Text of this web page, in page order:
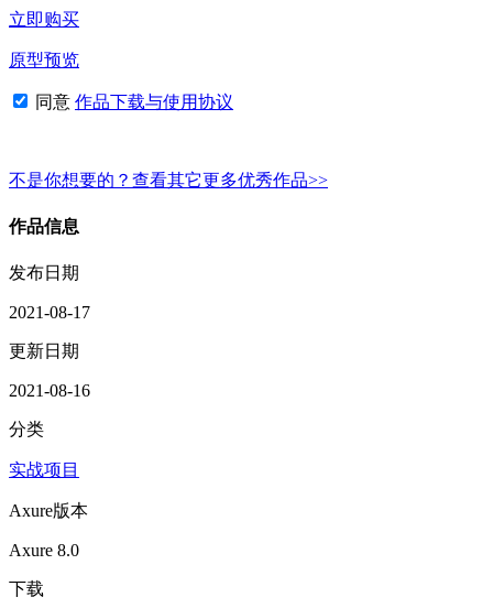
立即购买
原型预览
同意 作品下载与使用协议
不是你想要的？查看其它更多优秀作品>>
作品信息
发布日期
2021-08-17
更新日期
2021-08-16
分类
实战项目
Axure版本
Axure 8.0
下载